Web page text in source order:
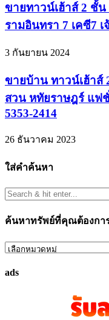
ขายทาวน์เฮ้าส์ 2 ชั้
รามอินทรา 7 เคซี7 เ
3 กันยายน 2024
ขายบ้าน ทาวน์เฮ้าส์
สวน หทัยราษฎร์ แฟ
5353-2414
26 ธันวาคม 2023
ใส่คำค้นหา
ค้นหาทรัพย์ที่คุณต้องกา
ค้นหา
ที่
ads